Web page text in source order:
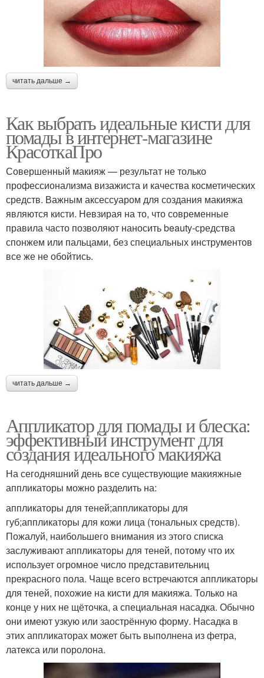
читать дальше →
Как выбрать идеальные кисти для
помады в интернет-магазине
КрасоткаПро
Совершенный макияж — результат не только
профессионализма визажиста и качества косметических
средств. Важным аксессуаром для создания макияжа
являются кисти. Невзирая на то, что современные
правила часто позволяют наносить beauty-средства
спонжем или пальцами, без специальных инструментов
все же не обойтись.
читать дальше →
Аппликатор для помады и блеска:
эффективный инструмент для
создания идеального макияжа
На сегодняшний день все существующие макияжные
аппликаторы можно разделить на:
аппликаторы для теней;аппликаторы для
губ;аппликаторы для кожи лица (тональных средств).
Пожалуй, наибольшего внимания из этого списка
заслуживают аппликаторы для теней, потому что их
использует огромное число представительниц
прекрасного пола. Чаще всего встречаются аппликаторы
для теней, похожие на кисти для макияжа. Только на
конце у них не щёточка, а специальная насадка. Обычно
они имеют узкую или заострённую форму. Насадка в
этих аппликаторах может быть выполнена из фетра,
латекса или поролона.